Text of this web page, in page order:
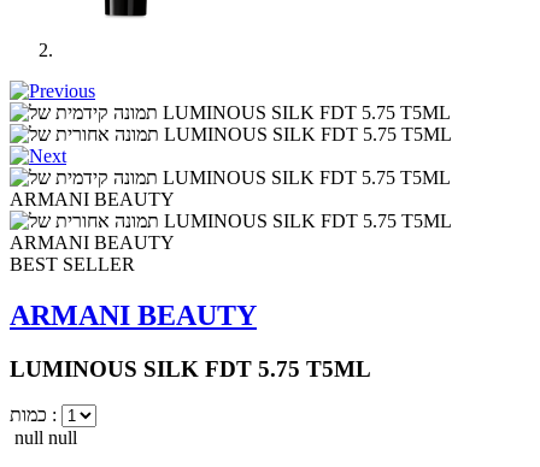
BEST SELLER
ARMANI BEAUTY
LUMINOUS SILK FDT 5.75 T5ML
כמות :
null null